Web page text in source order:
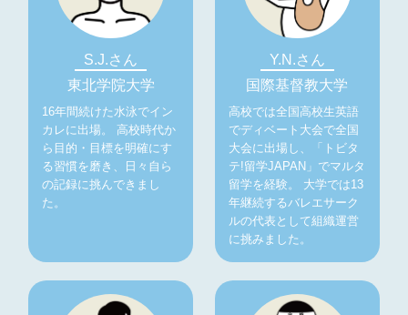
S.J.さん
東北学院大学
16年間続けた水泳でイン
カレに出場。 高校時代か
ら目的・目標を明確にす
る習慣を磨き、日々自ら
の記録に挑んできまし
た。
Y.N.さん
国際基督教大学
高校では全国高校生英語
でディベート大会で全国
大会に出場し、「トビタ
テ!留学JAPAN」でマルタ
留学を経験。 大学では13
年継続するバレエサーク
ルの代表として組織運営
に挑みました。